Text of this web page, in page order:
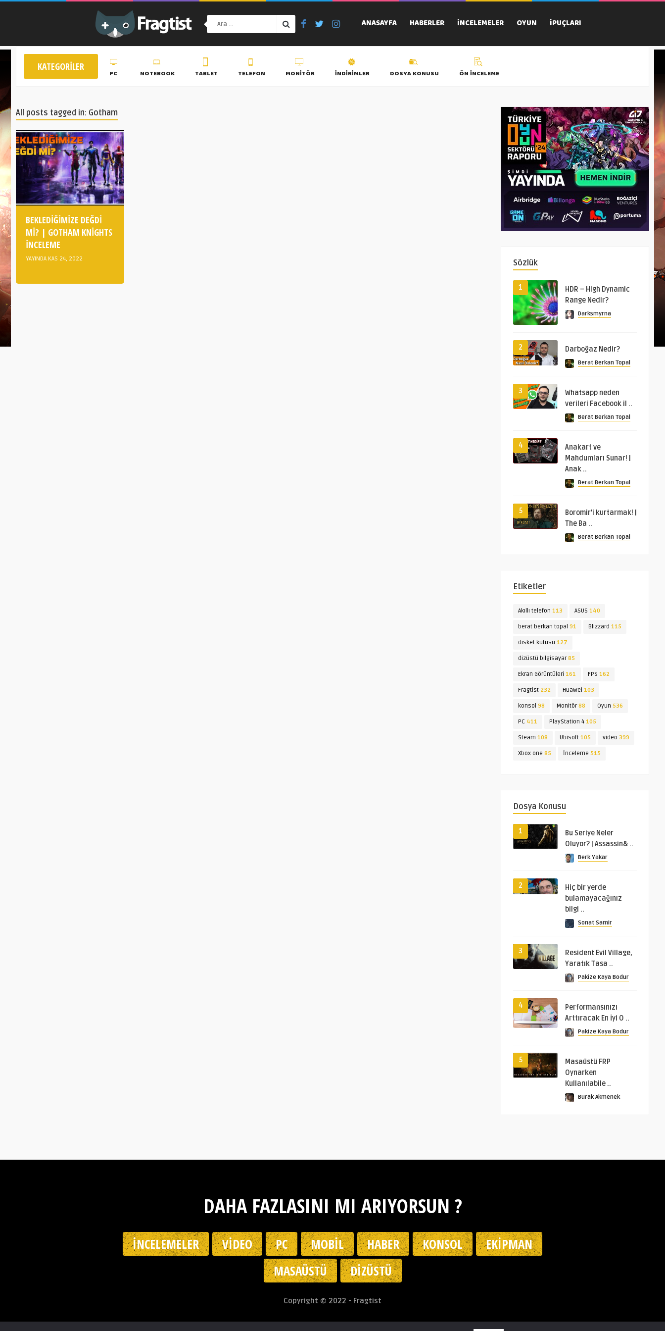
ANASAYFA HABERLER İNCELEMELER OYUN İPUÇLARI
KATEGORILER
PC NOTEBOOK TABLET TELEFON MONITÖR İNDIRIMLER DOSYA KONUSU ÖN İNCELEME
All posts tagged in: Gotham
BEKLEDIĞIMIZE DEĞDI
MI? | GOTHAM KNIGHTS
İNCELEME
YAYINDA KAS 24, 2022 Sözlük
1
HDR – High Dynamic
Range Nedir?
Darksmyrna
2 Darboğaz Nedir?
Berat Berkan Topal
3
Whatsapp neden
verileri Facebook il ..
Berat Berkan Topal
4
Anakart ve
Mahdumları Sunar! |
Anak ..
Berat Berkan Topal
5
Boromir’i kurtarmak! |
The Ba ..
Berat Berkan Topal
Etiketler
Akıllı telefon 113 ASUS 140
berat berkan topal 91 Blizzard 115
disket kutusu 127
dizüstü bilgisayar85
Ekran Görüntüleri 161 FPS 162
Fragtist 232 Huawei 103
konsol 98 Monitör88 Oyun 536
PC 411 PlayStation 4 105
Steam 108 Ubisoft 105 video 399
Xbox one 85 İnceleme 515
Dosya Konusu
1
Bu Seriye Neler
Oluyor? | Assassin& ..
Berk Yakar
2
Hiç bir yerde
bulamayacağınız
bilgi ..
Sonat Samir
3
Resident Evil Village,
Yaratık Tasa ..
Pakize Kaya Bodur
4
Performansınızı
Arttıracak En İyi O ..
Pakize Kaya Bodur
5
Masaüstü FRP
Oynarken
Kullanılabile ..
Burak Akmenek
DAHA FAZLASINI MI ARIYORSUN ?
İNCELEMELER VIDEO PC MOBIL HABER KONSOL
EKIPMAN
MASAÜSTÜ
DIZÜSTÜ
Copyright © 2022 - Fragtist